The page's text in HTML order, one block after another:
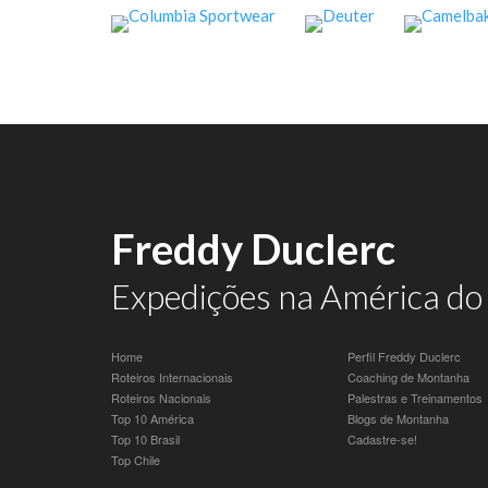
Freddy Duclerc
Expedições na América
Home
Roteiros Internacionais
Roteiros Nacionais
Top 10 América
Top 10 Brasil
Top Chile
Perfil Freddy Duclerc
Coaching de Montanha
Palestras e Treinamentos
Blogs de Montanha
Cadastre-se!